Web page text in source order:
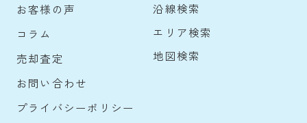
お客様の声
コラム
売却査定
お問い合わせ
プライバシーポリシー
沿線検索
エリア検索
地図検索